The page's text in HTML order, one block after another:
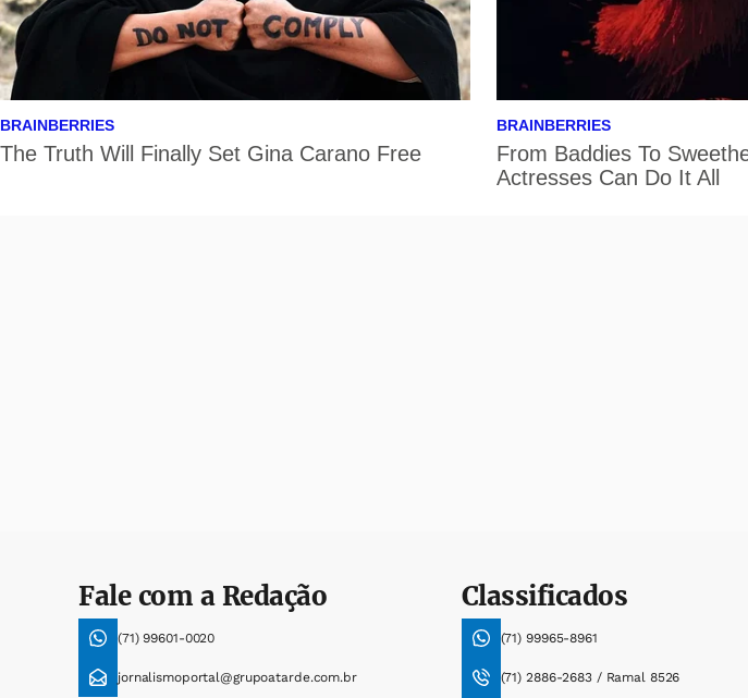
Fale com a Redação
(71) 99601-0020
jornalismoportal@grupoatarde.com.br
Classificados
(71) 99965-8961
(71) 2886-2683 / Ramal 8526